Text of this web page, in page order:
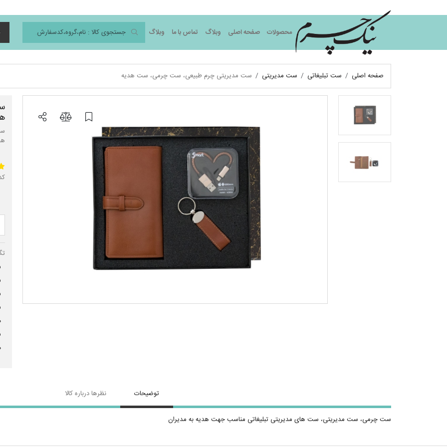
نیک چرم
محصولات
صفحه اصلی وبلاگ تماس با ما وبلاگ
صفحه اصلی ست تبلیغاتی ست مدیریتی ست مدیریتی چرم طبیعی، ست چرمی، ست هدیه
توضیحات نظرها درباره کالا
ست چرمی، ست مدیریتی، ست های مدیریتی تبلیغاتی مناسب جهت هدیه به مدیران